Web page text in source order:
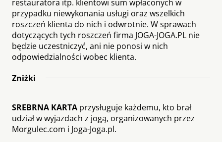
restauratora itp. klientowi sum wpłaconych w
przypadku niewykonania usługi oraz wszelkich
roszczeń klienta do nich i odwrotnie. W sprawach
dotyczących tych roszczeń firma JOGA-JOGA.PL nie
będzie uczestniczyć, ani nie ponosi w nich
odpowiedzialności wobec klienta.
Zniżki
SREBRNA KARTA przysługuje każdemu, kto brał
udział w wyjazdach z jogą, organizowanych przez
Morgulec.com i Joga-Joga.pl.